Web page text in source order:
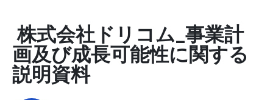
株式会社ドリコム_事業計
画及び成長可能性に関する
説明資料